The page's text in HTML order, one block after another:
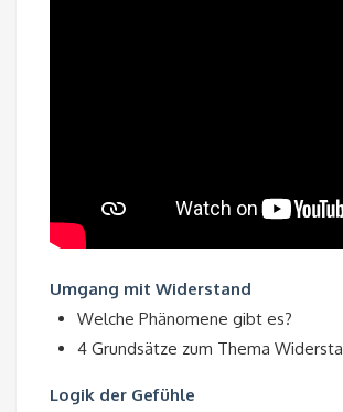
Umgang mit Widerstand
Welche Phänomene gibt es?
4 Grundsätze zum Thema
Logik der Gefühle